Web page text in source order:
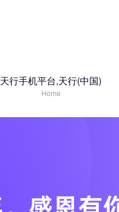
天行手机平台,天行(中国)
Home